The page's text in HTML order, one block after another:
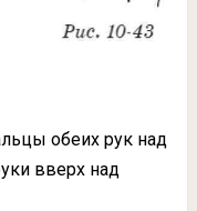
обеих рук над
вверх над